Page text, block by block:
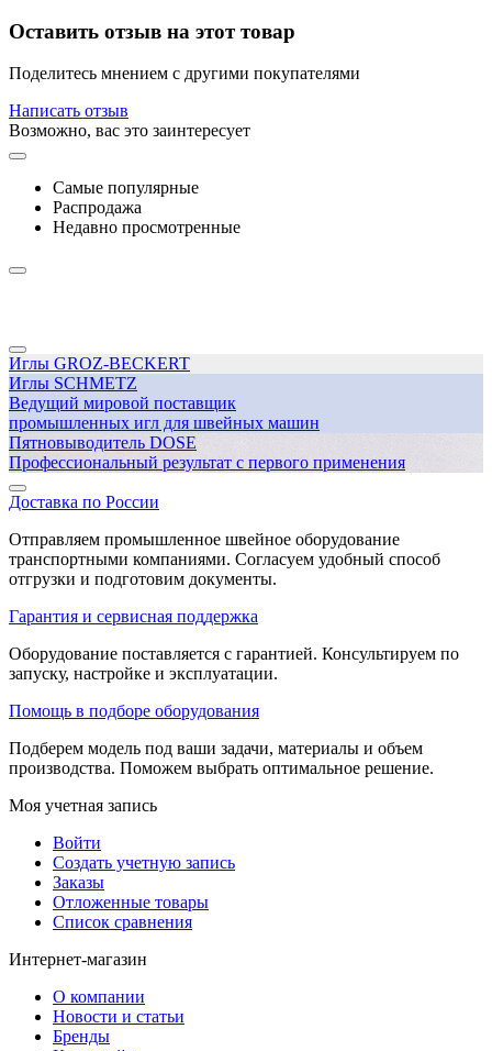
Оставить отзыв на этот товар
Поделитесь мнением с другими покупателями
Написать отзыв
Возможно, вас это заинтересует
Самые популярные
Распродажа
Недавно просмотренные
Иглы GROZ-BECKERT
Иглы SCHMETZ
Ведущий мировой поставщик
промышленных игл для швейных машин
Пятновыводитель DOSE
Профессиональный результат с первого применения
Доставка по России
Отправляем промышленное швейное оборудование
транспортными компаниями. Согласуем удобный способ
отгрузки и подготовим документы.
Гарантия и сервисная поддержка
Оборудование поставляется с гарантией. Консультируем по
запуску, настройке и эксплуатации.
Помощь в подборе оборудования
Подберем модель под ваши задачи, материалы и объем
производства. Поможем выбрать оптимальное решение.
Моя учетная запись
Войти
Создать учетную запись
Заказы
Отложенные товары
Список сравнения
Интернет-магазин
О компании
Новости и статьи
Бренды